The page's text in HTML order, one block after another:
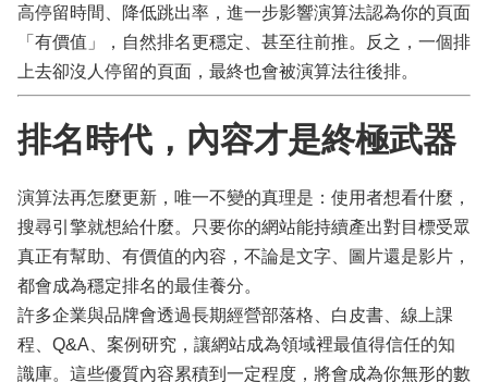
高停留時間、降低跳出率，進一步影響演算法認為你的頁面
「有價值」，自然排名更穩定、甚至往前推。反之，一個排
上去卻沒人停留的頁面，最終也會被演算法往後排。
排名時代，內容才是終極武器
演算法再怎麼更新，唯一不變的真理是：使用者想看什麼，
搜尋引擎就想給什麼。只要你的網站能持續產出對目標受眾
真正有幫助、有價值的內容，不論是文字、圖片還是影片，
都會成為穩定排名的最佳養分。
許多企業與品牌會透過長期經營部落格、白皮書、線上課
程、Q&A、案例研究，讓網站成為領域裡最值得信任的知
識庫。這些優質內容累積到一定程度，將會成為你無形的數